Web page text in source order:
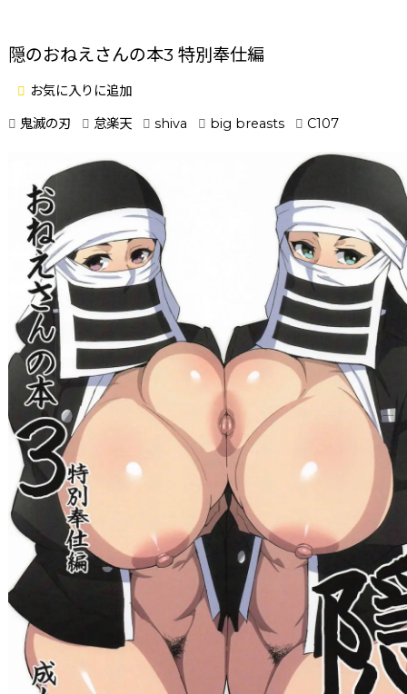
隠のおねえさんの本3 特別奉仕編
お気に入りに追加
鬼滅の刃
怠楽天 shiva big breasts C107